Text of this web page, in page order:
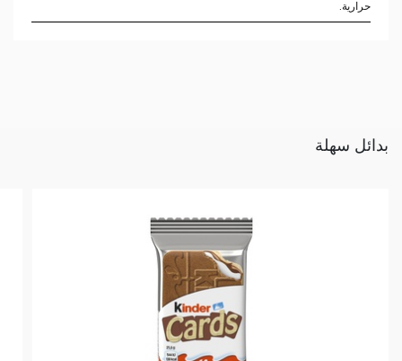
حرارية.
بدائل سهلة